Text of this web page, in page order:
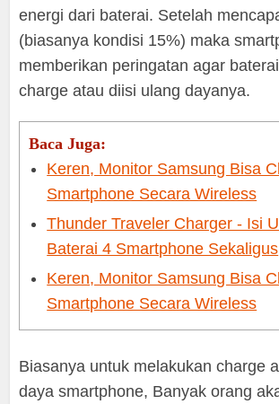
energi dari baterai. Setelah
(biasanya kondisi 15%) maka
memberikan peringatan agar
charge atau diisi ulang dayanya.
Baca Juga:
Keren, Monitor Samsung Bisa
Smartphone Secara Wireless
Thunder Traveler Charger - Isi
Baterai 4 Smartphone Sekaligus
Keren, Monitor Samsung Bisa
Smartphone Secara Wireless
Biasanya untuk melakukan charge
daya smartphone, Banyak orang